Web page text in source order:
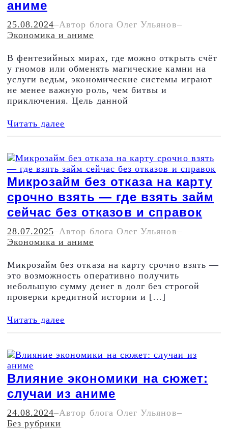
аниме
25.08.2024–Автор блога Олег Ульянов–
Экономика и аниме
В фентезийных мирах, где можно открыть счёт
у гномов или обменять магические камни на
услуги ведьм, экономические системы играют
не менее важную роль, чем битвы и
приключения. Цель данной
Читать далее
Микрозайм без отказа на карту
срочно взять — где взять займ
сейчас без отказов и справок
28.07.2025–Автор блога Олег Ульянов–
Экономика и аниме
Микрозайм без отказа на карту срочно взять —
это возможность оперативно получить
небольшую сумму денег в долг без строгой
проверки кредитной истории и […]
Читать далее
Влияние экономики на сюжет:
случаи из аниме
24.08.2024–Автор блога Олег Ульянов–
Без рубрики